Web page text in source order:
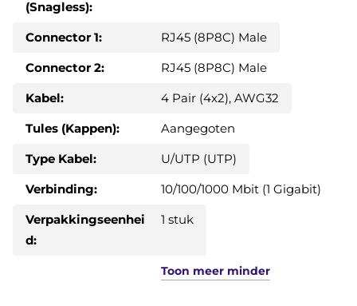
(Snagless):
Connector 1:
RJ45 (8P8C) Male
Connector 2:
RJ45 (8P8C) Male
Kabel:
4 Pair (4x2), AWG32
Tules (Kappen):
Aangegoten
Type Kabel:
U/UTP (UTP)
Verbinding:
10/100/1000 Mbit (1 Gigabit)
Verpakkingseenhei
d:
1 stuk
Toon meer minder